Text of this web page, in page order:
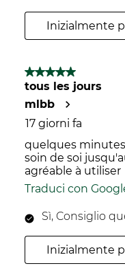
Inizialmente
5 su 5 stelle.
tous les jours
mlbb
17 giorni fa
quelques
soin de soi
agréable à utiliser
Traduci con
Sì, Consiglio
Inizialmente